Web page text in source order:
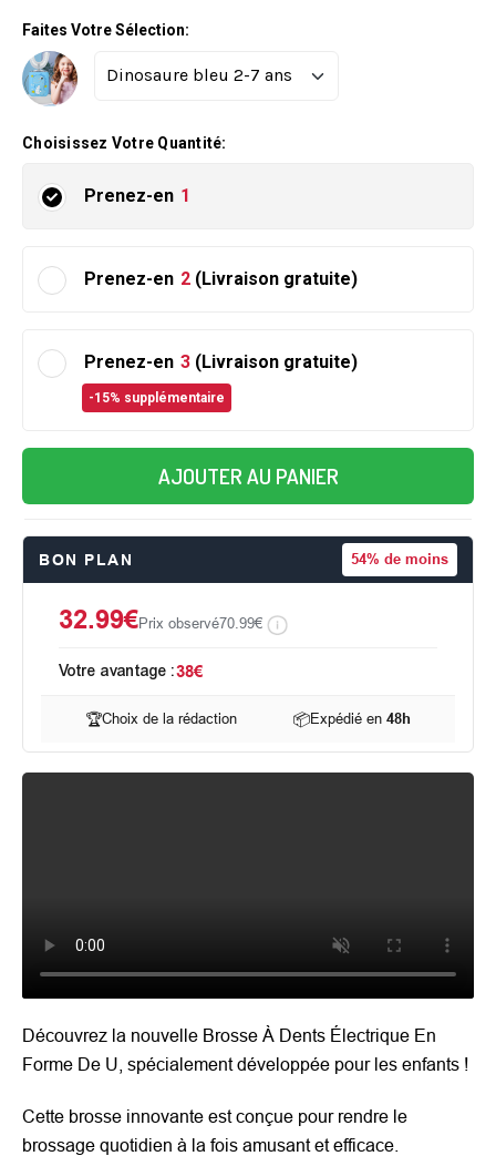
Faites Votre Sélection:
Choisissez Votre Quantité:
Prenez-en 1
Prenez-en 2 (Livraison gratuite)
Prenez-en 3 (Livraison gratuite)
-15% supplémentaire
AJOUTER AU PANIER
BON PLAN 54% de moins
32.99€Prix observé70.99€
Votre avantage :38€
🏆Choix de la rédaction 📦Expédié en48h
Découvrez la nouvelle Brosse À Dents Électrique En
Forme De U, spécialement développée pour les enfants !
Cette brosse innovante est conçue pour rendre le
brossage quotidien à la fois amusant et efficace.